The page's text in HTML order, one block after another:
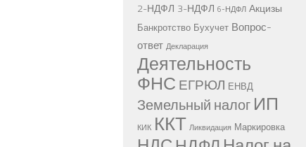
2-НДФЛ 3-НДФЛ 6-НДФЛ Акцизы
Банкротство Бухучет Вопрос-
ответ Декларация
Деятельность
ФНС ЕГРЮЛ ЕНВД
Земельный налог ИП
КИК ККТ Ликвидация Маркировка